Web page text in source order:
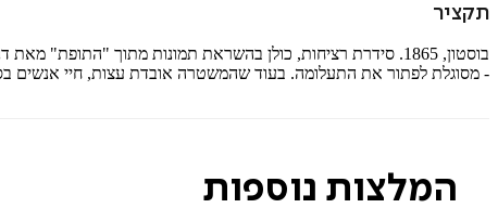
תקציר
בוסטון, 1865. סידרת רציחות, כולן בהשראת תמונות מתוך
- מסוגלת לפתור את התעלומה. בעוד שהמשטרה אובדת עצות, חיי אנשים
המלצות נוספות